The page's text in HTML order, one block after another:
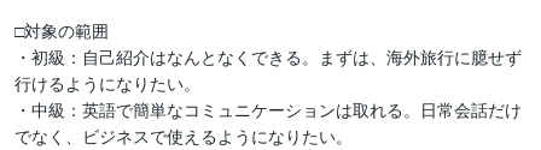
□対象の範囲
・初級：自己紹介はなんとなくできる。まずは、海外旅行に臆せず
行けるようになりたい。
・中級：英語で簡単なコミュニケーションは取れる。日常会話だけ
でなく、ビジネスで使えるようになりたい。